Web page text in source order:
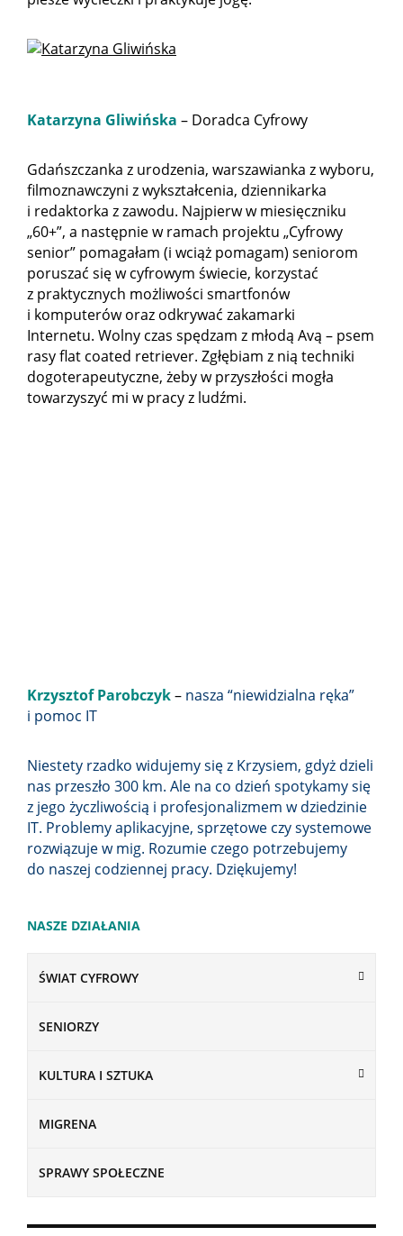
Katarzyna Gliwińska – Doradca Cyfrowy
Gdańszczanka z urodzenia, warszawianka z wyboru,
filmoznawczyni z wykształcenia, dziennikarka
i redaktorka z zawodu. Najpierw w miesięczniku
„60+”, a następnie w ramach projektu „Cyfrowy
senior” pomagałam (i wciąż pomagam) seniorom
poruszać się w cyfrowym świecie, korzystać
z praktycznych możliwości smartfonów
i komputerów oraz odkrywać zakamarki
Internetu. Wolny czas spędzam z młodą Avą – psem
rasy flat coated retriever. Zgłębiam z nią techniki
dogoterapeutyczne, żeby w przyszłości mogła
towarzyszyć mi w pracy z ludźmi.
Krzysztof Parobczyk– nasza “niewidzialna ręka”
i pomoc IT
Niestety rzadko widujemy się z Krzysiem, gdyż dzieli
nas przeszło 300 km. Ale na co dzień spotykamy się
z jego życzliwością i profesjonalizmem w dziedzinie
IT. Problemy aplikacyjne, sprzętowe czy systemowe
rozwiązuje w mig. Rozumie czego potrzebujemy
do naszej codziennej pracy. Dziękujemy!
NASZE DZIAŁANIA
ŚWIAT CYFROWY
SENIORZY
KULTURA I SZTUKA
MIGRENA
SPRAWY SPOŁECZNE